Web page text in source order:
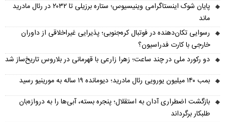
پایان شوک اینستاگرامی وینیسیوس؛ ستاره برزیلی تا ۲۰۳۲ در رئال مادرید
ماند
رسوایی تکان‌دهنده در فوتبال کره‌جنوبی؛ پذیرایی غیراخلاقی از داوران
خارجی با کارت فدراسیون؟
دو رکورد ملی در چند ساعت؛ زهرا زارعی با قهرمانی در بلاروس تاریخ‌ساز شد
بمب ۱۴۰ میلیون یورویی رئال مادرید؛ دیومانده ۱۹ ساله به مورینیو رسید
بازگشت اضطراری آدان به استقلال؛ پنجره بسته، آبی‌ها را به دروازه‌بان
طلبکار برگرداند